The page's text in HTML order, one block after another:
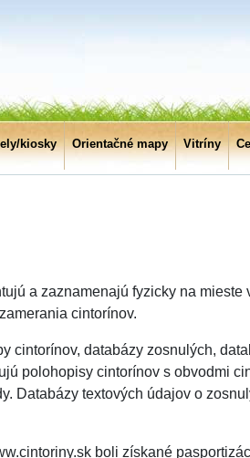
kiosky Orientačné mapy Vitríny
a zaznamenajú fyzicky na mieste
cintorínov.
databázy zosnulých,
polohopisy cintorínov s obvodmi
Databázy textových údajov o
boli získané